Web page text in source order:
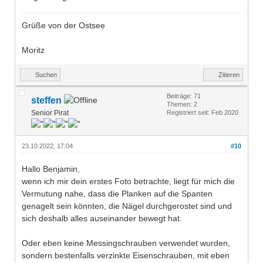
Grüße von der Ostsee
Moritz
Suchen Zitieren
steffen
Senior Pirat
Beiträge: 71
Themen: 2
Registriert seit: Feb 2020
#10
23.10.2022, 17:04
Hallo Benjamin,
wenn ich mir dein erstes Foto betrachte, liegt für mich die
Vermutung nahe, dass die Planken auf die Spanten
genagelt sein könnten, die Nägel durchgerostet sind und
sich deshalb alles auseinander bewegt hat.
Oder eben keine Messingschrauben verwendet wurden,
sondern bestenfalls verzinkte Eisenschrauben, mit eben